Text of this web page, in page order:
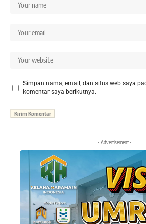
Simpan nama, email, dan situs web saya
komentar saya berikutnya.
- Advertisement -